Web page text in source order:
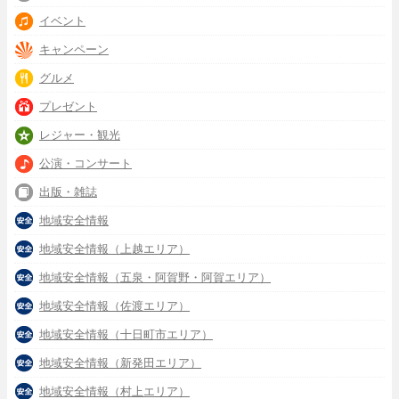
イベント
キャンペーン
グルメ
プレゼント
レジャー・観光
公演・コンサート
出版・雑誌
地域安全情報
地域安全情報（上越エリア）
地域安全情報（五泉・阿賀野・阿賀エリア）
地域安全情報（佐渡エリア）
地域安全情報（十日町市エリア）
地域安全情報（新発田エリア）
地域安全情報（村上エリア）